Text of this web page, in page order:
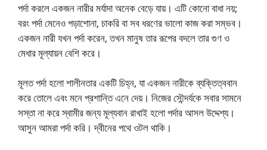
পর্দা করলে একজন নারীর মর্যাদা অনেক বেড়ে যায়। এটি কোনো বাধা নয়;
বরং পর্দা মেনেও পড়াশোনা, চাকরি বা সব ধরণের ভালো কাজ করা সম্ভব।
একজন নারী যখন পর্দা করেন, তখন মানুষ তার রূপের বদলে তার গুণ ও
মেধার মূল্যায়ন বেশি করে।
মূলত পর্দা হলো শালীনতার একটি চিহ্ন, যা একজন নারীকে ব্যক্তিত্ববান
করে তোলে এবং মনে প্রশান্তি এনে দেয়। নিজের সৌন্দর্যকে সবার সামনে
সস্তা না করে স্বামীর জন্য মূল্যবান রাখাই হলো পর্দার আসল উদ্দেশ্য।
আসুন আমরা পর্দা করি। দ্বীনের পথে ওটল থাকি।